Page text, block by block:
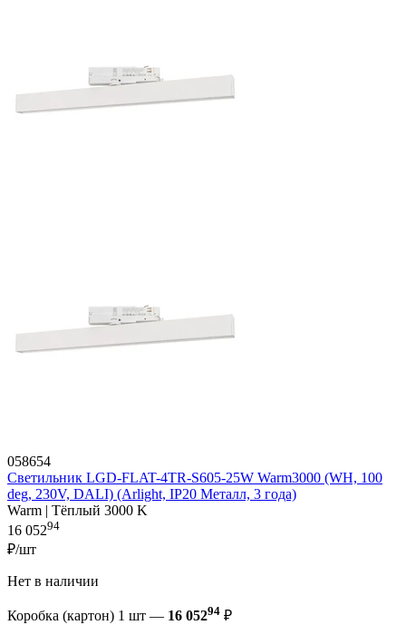
058654
Светильник LGD-FLAT-4TR-S605-25W Warm3000 (WH, 100
deg, 230V, DALI) (Arlight, IP20 Металл, 3 года)
Warm | Тёплый 3000 K
16 05294
₽/шт
Нет в наличии
Коробка (картон) 1 шт — 16 05294 ₽